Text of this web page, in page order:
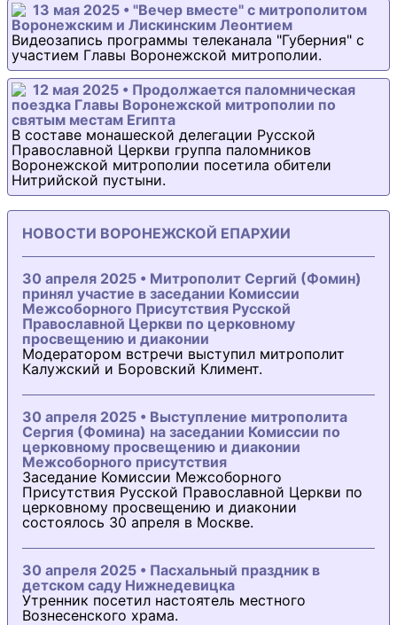
13 мая 2025 • "Вечер вместе" с митрополитом
Воронежским и Лискинским Леонтием
Видеозапись программы телеканала "Губерния" с
участием Главы Воронежской митрополии.
12 мая 2025 • Продолжается паломническая
поездка Главы Воронежской митрополии по
святым местам Египта
В составе монашеской делегации Русской
Православной Церкви группа паломников
Воронежской митрополии посетила обители
Нитрийской пустыни.
НОВОСТИ ВОРОНЕЖСКОЙ ЕПАРХИИ
30 апреля 2025 • Митрополит Сергий (Фомин)
принял участие в заседании Комиссии
Межсоборного Присутствия Русской
Православной Церкви по церковному
просвещению и диаконии
Модератором встречи выступил митрополит
Калужский и Боровский Климент.
30 апреля 2025 • Выступление митрополита
Сергия (Фомина) на заседании Комиссии по
церковному просвещению и диаконии
Межсоборного присутствия
Заседание Комиссии Межсоборного
Присутствия Русской Православной Церкви по
церковному просвещению и диаконии
состоялось 30 апреля в Москве.
30 апреля 2025 • Пасхальный праздник в
детском саду Нижнедевицка
Утренник посетил настоятель местного
Вознесенского храма.